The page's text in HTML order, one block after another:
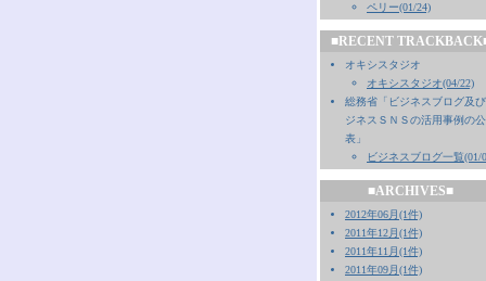
ペリー(01/24)
■RECENT
オキシスタジオ
オキシスタジオ(04/22)
総務省「ビジネスブログ及
ジネスＳＮＳの活用事例の公
表」
ビジネスブログ一覧(01/
■ARCHIVES■
2012年06月(1件)
2011年12月(1件)
2011年11月(1件)
2011年09月(1件)